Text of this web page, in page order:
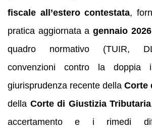
fiscale all’estero contestata,
pratica aggiornata a gennaio 2026
quadro normativo (TUIR,
convenzioni contro la doppia
giurisprudenza recente della Corte
della Corte di Giustizia Tributaria
accertamento e i rimedi